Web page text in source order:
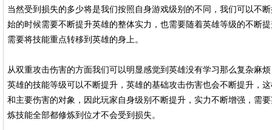
当然受到损失的多少将是我们按照自身游戏级别的不同，我们可以不
始的时候需要不断提升英雄的整体实力，也需要随着英雄等级的不断
需要将技能重点转移到英雄的身上。
从双重攻击伤害的方面我们可以明显感觉到英雄没有学习那么复杂麻
英雄的技能等级可以不断提升，英雄的基础攻击伤害也会不断提升，
和主要伤害的对象，因此玩家自身级别不断提升，实力不断增强，需
炼技能全部都修炼到位才不会受到损失。